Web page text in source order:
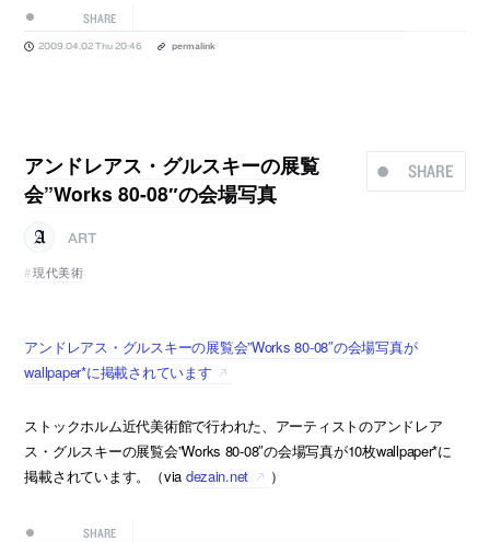
SHARE
2009.04.02 Thu 20:46 permalink
SHARE
アンドレアス・グルスキーの展覧
会”Works 80-08″の会場写真
ART
現代美術
アンドレアス・グルスキーの展覧会”Works 80-08″の会場写真が
wallpaper*に掲載されています
ストックホルム近代美術館で行われた、アーティストのアンドレア
ス・グルスキーの展覧会”Works 80-08″の会場写真が10枚wallpaper*に
掲載されています。（via dezain.net ）
SHARE